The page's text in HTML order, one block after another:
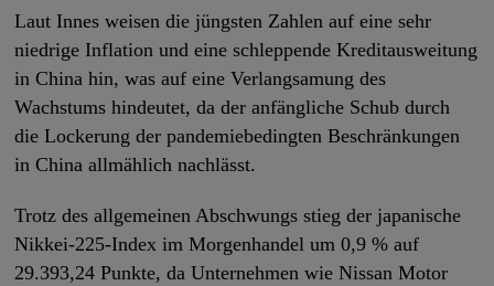
Laut Innes weisen die jüngsten Zahlen auf eine sehr
niedrige Inflation und eine schleppende Kreditausweitung
in China hin, was auf eine Verlangsamung des
Wachstums hindeutet, da der anfängliche Schub durch
die Lockerung der pandemiebedingten Beschränkungen
in China allmählich nachlässt.
Trotz des allgemeinen Abschwungs stieg der japanische
Nikkei-225-Index im Morgenhandel um 0,9 % auf
29.393,24 Punkte, da Unternehmen wie Nissan Motor